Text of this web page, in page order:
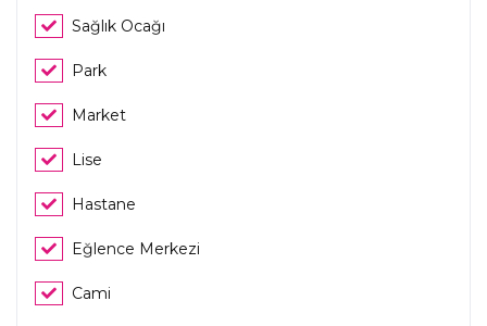
Sağlık Ocağı
Park
Market
Lise
Hastane
Eğlence Merkezi
Cami